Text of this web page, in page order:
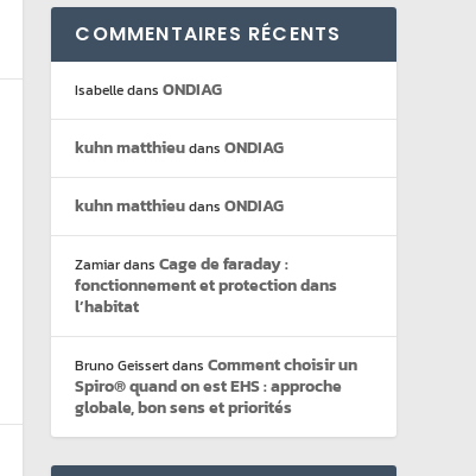
COMMENTAIRES RÉCENTS
IsabelledansONDIAG
kuhn matthieudansONDIAG
kuhn matthieudansONDIAG
ZamiardansCage de faraday :
fonctionnement et protection dans
l’habitat
Bruno GeissertdansComment choisir un
Spiro® quand on est EHS : approche
globale, bon sens et priorités